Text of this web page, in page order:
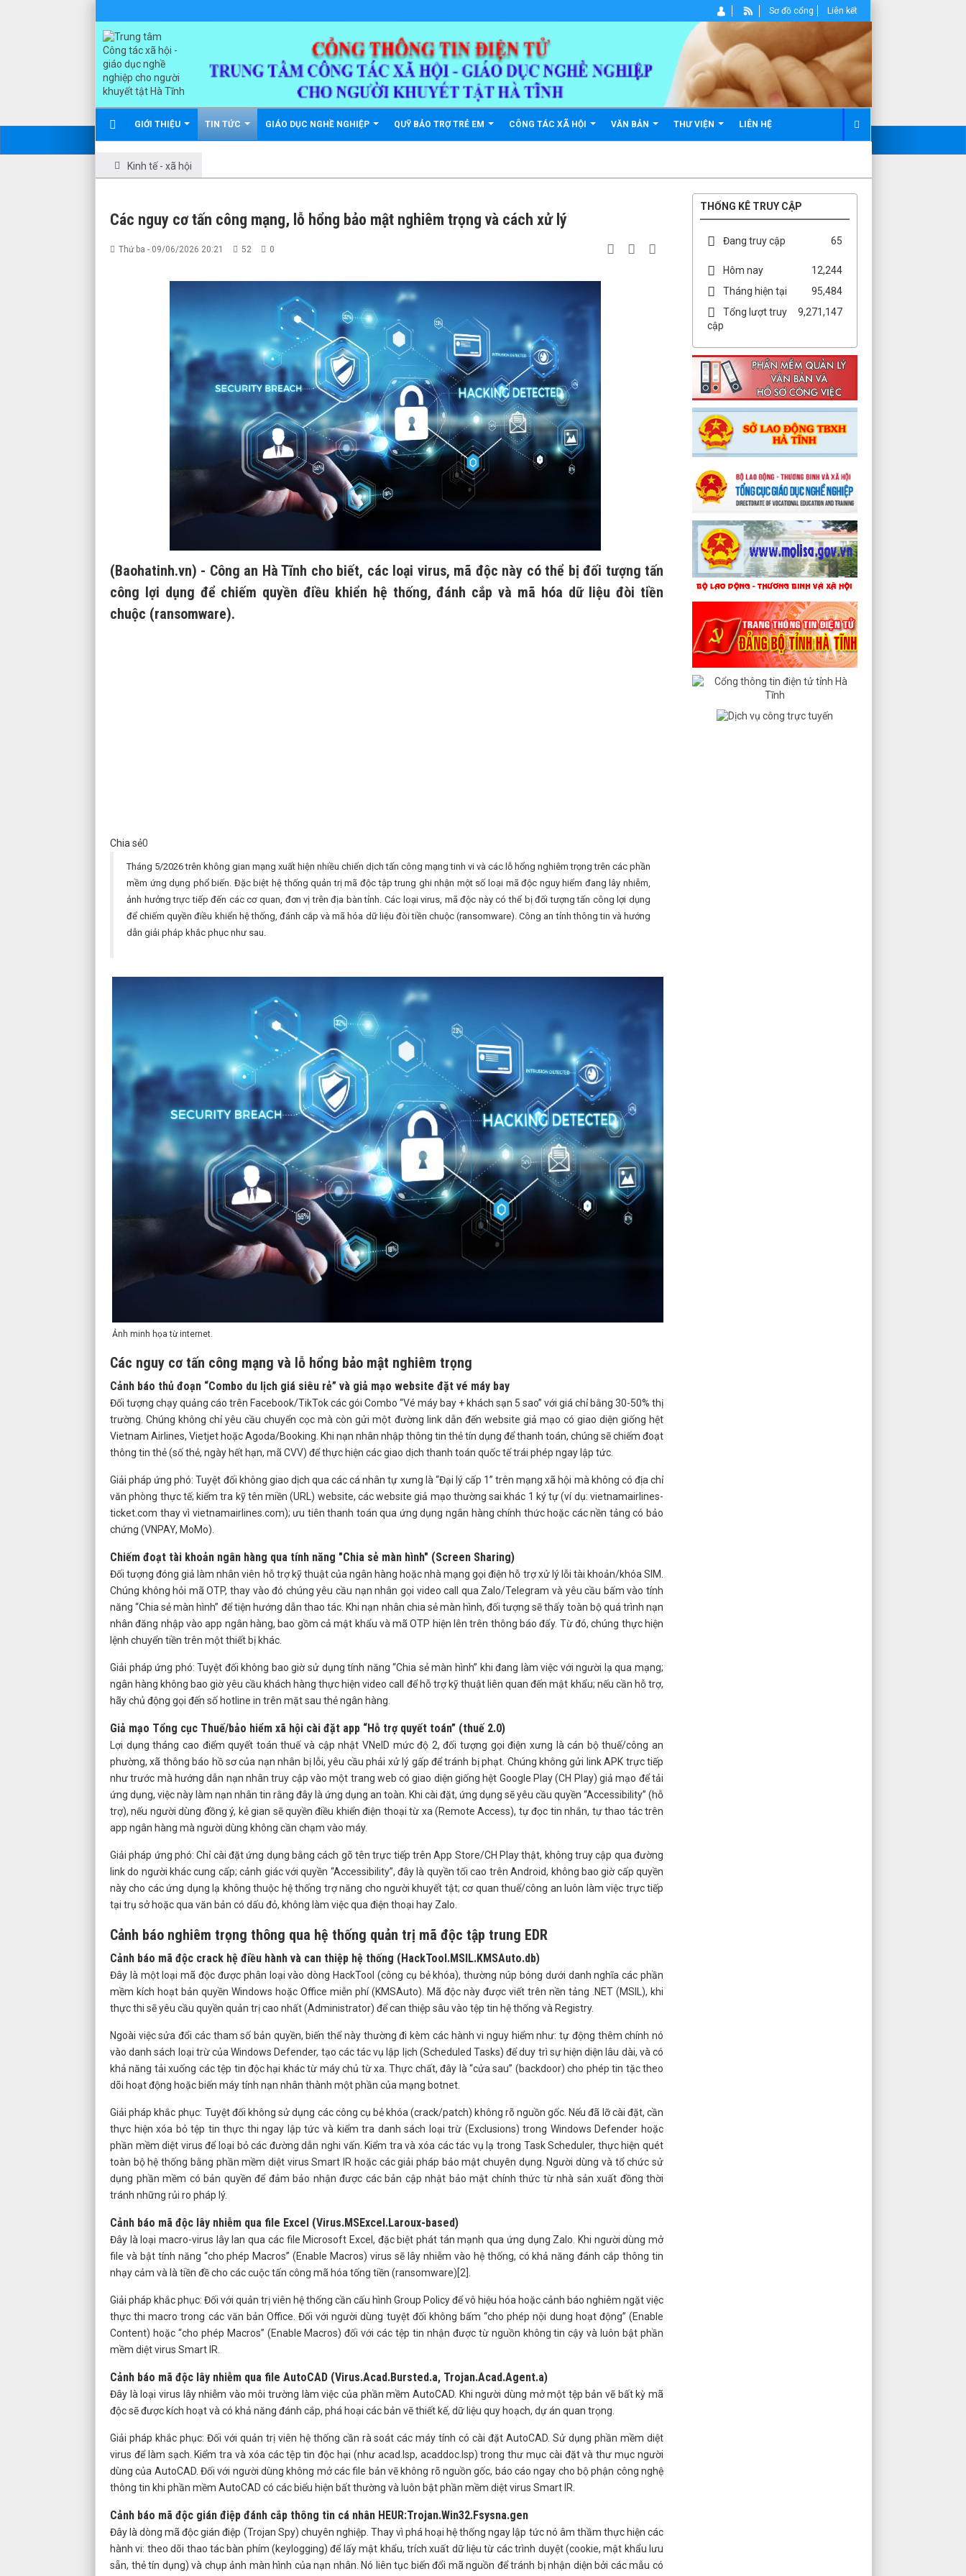
GIỚI THIỆU TIN TỨC GIÁO DỤC NGHỀ NGHIỆP QUỸ BẢO TRỢ TRẺ EM CÔNG TÁC XÃ HỘI VĂN BẢN THƯ VIỆN LIÊN HỆ
Sơ đồ cổng Liên kết
Kinh tế - xã hội
Các nguy cơ tấn công mạng, lỗ hổng bảo mật nghiêm trọng và cách xử lý
Thứ ba - 09/06/2026 20:21 52 0
(Baohatinh.vn) - Công an Hà Tĩnh cho biết, các loại virus, mã độc này có thể bị đối tượng tấn
công lợi dụng để chiếm quyền điều khiển hệ thống, đánh cắp và mã hóa dữ liệu đòi tiền
chuộc (ransomware).
Chia sẻ0
Tháng 5/2026 trên không gian mạng xuất hiện nhiều chiến dịch tấn công mạng tinh vi và các lỗ hổng nghiêm trọng trên các phần
mềm ứng dụng phổ biến. Đặc biệt hệ thống quản trị mã độc tập trung ghi nhận một số loại mã độc nguy hiểm đang lây nhiễm,
ảnh hưởng trực tiếp đến các cơ quan, đơn vị trên địa bàn tỉnh. Các loại virus, mã độc này có thể bị đối tượng tấn công lợi dụng
để chiếm quyền điều khiển hệ thống, đánh cắp và mã hóa dữ liệu đòi tiền chuộc (ransomware). Công an tỉnh thông tin và hướng
dẫn giải pháp khắc phục như sau.
Ảnh minh họa từ internet.
Các nguy cơ tấn công mạng và lỗ hổng bảo mật nghiêm trọng
Cảnh báo thủ đoạn “Combo du lịch giá siêu rẻ” và giả mạo website đặt vé máy bay
Đối tượng chạy quảng cáo trên Facebook/TikTok các gói Combo “Vé máy bay + khách sạn 5 sao” với giá chỉ bằng 30-50% thị
trường. Chúng không chỉ yêu cầu chuyển cọc mà còn gửi một đường link dẫn đến website giả mạo có giao diện giống hệt
Vietnam Airlines, Vietjet hoặc Agoda/Booking. Khi nạn nhân nhập thông tin thẻ tín dụng để thanh toán, chúng sẽ chiếm đoạt
thông tin thẻ (số thẻ, ngày hết hạn, mã CVV) để thực hiện các giao dịch thanh toán quốc tế trái phép ngay lập tức.
Giải pháp ứng phó: Tuyệt đối không giao dịch qua các cá nhân tự xưng là “Đại lý cấp 1” trên mạng xã hội mà không có địa chỉ
văn phòng thực tế; kiểm tra kỹ tên miền (URL) website, các website giả mạo thường sai khác 1 ký tự (ví dụ: vietnamairlines-
ticket.com thay vì vietnamairlines.com); ưu tiên thanh toán qua ứng dụng ngân hàng chính thức hoặc các nền tảng có bảo
chứng (VNPAY, MoMo).
Chiếm đoạt tài khoản ngân hàng qua tính năng "Chia sẻ màn hình" (Screen Sharing)
Đối tượng đóng giả làm nhân viên hỗ trợ kỹ thuật của ngân hàng hoặc nhà mạng gọi điện hỗ trợ xử lý lỗi tài khoản/khóa SIM.
Chúng không hỏi mã OTP, thay vào đó chúng yêu cầu nạn nhân gọi video call qua Zalo/Telegram và yêu cầu bấm vào tính
năng “Chia sẻ màn hình” để tiện hướng dẫn thao tác. Khi nạn nhân chia sẻ màn hình, đối tượng sẽ thấy toàn bộ quá trình nạn
nhân đăng nhập vào app ngân hàng, bao gồm cả mật khẩu và mã OTP hiện lên trên thông báo đẩy. Từ đó, chúng thực hiện
lệnh chuyển tiền trên một thiết bị khác.
Giải pháp ứng phó: Tuyệt đối không bao giờ sử dụng tính năng “Chia sẻ màn hình” khi đang làm việc với người lạ qua mạng;
ngân hàng không bao giờ yêu cầu khách hàng thực hiện video call để hỗ trợ kỹ thuật liên quan đến mật khẩu; nếu cần hỗ trợ,
hãy chủ động gọi đến số hotline in trên mặt sau thẻ ngân hàng.
Giả mạo Tổng cục Thuế/bảo hiểm xã hội cài đặt app “Hỗ trợ quyết toán” (thuế 2.0)
Lợi dụng tháng cao điểm quyết toán thuế và cập nhật VNeID mức độ 2, đối tượng gọi điện xưng là cán bộ thuế/công an
phường, xã thông báo hồ sơ của nạn nhân bị lỗi, yêu cầu phải xử lý gấp để tránh bị phạt. Chúng không gửi link APK trực tiếp
như trước mà hướng dẫn nạn nhân truy cập vào một trang web có giao diện giống hệt Google Play (CH Play) giả mạo để tải
ứng dụng, việc này làm nạn nhân tin rằng đây là ứng dụng an toàn. Khi cài đặt, ứng dụng sẽ yêu cầu quyền “Accessibility” (hỗ
trợ), nếu người dùng đồng ý, kẻ gian sẽ quyền điều khiển điện thoại từ xa (Remote Access), tự đọc tin nhắn, tự thao tác trên
app ngân hàng mà người dùng không cần chạm vào máy.
Giải pháp ứng phó: Chỉ cài đặt ứng dụng bằng cách gõ tên trực tiếp trên App Store/CH Play thật, không truy cập qua đường
link do người khác cung cấp; cảnh giác với quyền “Accessibility”, đây là quyền tối cao trên Android, không bao giờ cấp quyền
này cho các ứng dụng lạ không thuộc hệ thống trợ năng cho người khuyết tật; cơ quan thuế/công an luôn làm việc trực tiếp
tại trụ sở hoặc qua văn bản có dấu đỏ, không làm việc qua điện thoại hay Zalo.
Cảnh báo nghiêm trọng thông qua hệ thống quản trị mã độc tập trung EDR
Cảnh báo mã độc crack hệ điều hành và can thiệp hệ thống (HackTool.MSIL.KMSAuto.db)
Đây là một loại mã độc được phân loại vào dòng HackTool (công cụ bẻ khóa), thường núp bóng dưới danh nghĩa các phần
mềm kích hoạt bản quyền Windows hoặc Office miễn phí (KMSAuto). Mã độc này được viết trên nền tảng .NET (MSIL), khi
thực thi sẽ yêu cầu quyền quản trị cao nhất (Administrator) để can thiệp sâu vào tệp tin hệ thống và Registry.
Ngoài việc sửa đổi các tham số bản quyền, biến thể này thường đi kèm các hành vi nguy hiểm như: tự động thêm chính nó
vào danh sách loại trừ của Windows Defender, tạo các tác vụ lập lịch (Scheduled Tasks) để duy trì sự hiện diện lâu dài, và có
khả năng tải xuống các tệp tin độc hại khác từ máy chủ từ xa. Thực chất, đây là “cửa sau” (backdoor) cho phép tin tặc theo
dõi hoạt động hoặc biến máy tính nạn nhân thành một phần của mạng botnet.
Giải pháp khắc phục: Tuyệt đối không sử dụng các công cụ bẻ khóa (crack/patch) không rõ nguồn gốc. Nếu đã lỡ cài đặt, cần
thực hiện xóa bỏ tệp tin thực thi ngay lập tức và kiểm tra danh sách loại trừ (Exclusions) trong Windows Defender hoặc
phần mềm diệt virus để loại bỏ các đường dẫn nghi vấn. Kiểm tra và xóa các tác vụ lạ trong Task Scheduler, thực hiện quét
toàn bộ hệ thống bằng phần mềm diệt virus Smart IR hoặc các giải pháp bảo mật chuyên dụng. Người dùng và tổ chức sử
dụng phần mềm có bản quyền để đảm bảo nhận được các bản cập nhật bảo mật chính thức từ nhà sản xuất đồng thời
tránh những rủi ro pháp lý.
Cảnh báo mã độc lây nhiễm qua file Excel (Virus.MSExcel.Laroux-based)
Đây là loại macro-virus lây lan qua các file Microsoft Excel, đặc biệt phát tán mạnh qua ứng dụng Zalo. Khi người dùng mở
file và bật tính năng “cho phép Macros” (Enable Macros) virus sẽ lây nhiễm vào hệ thống, có khả năng đánh cắp thông tin
nhạy cảm và là tiền đề cho các cuộc tấn công mã hóa tống tiền (ransomware)[2].
Giải pháp khắc phục: Đối với quản trị viên hệ thống cần cấu hình Group Policy để vô hiệu hóa hoặc cảnh báo nghiêm ngặt việc
thực thi macro trong các văn bản Office. Đối với người dùng tuyệt đối không bấm “cho phép nội dung hoạt động” (Enable
Content) hoặc “cho phép Macros” (Enable Macros) đối với các tệp tin nhận được từ nguồn không tin cậy và luôn bật phần
mềm diệt virus Smart IR.
Cảnh báo mã độc lây nhiễm qua file AutoCAD (Virus.Acad.Bursted.a, Trojan.Acad.Agent.a)
Đây là loại virus lây nhiễm vào môi trường làm việc của phần mềm AutoCAD. Khi người dùng mở một tệp bản vẽ bất kỳ mã
độc sẽ được kích hoạt và có khả năng đánh cắp, phá hoại các bản vẽ thiết kế, dữ liệu quy hoạch, dự án quan trọng.
Giải pháp khắc phục: Đối với quản trị viên hệ thống cần rà soát các máy tính có cài đặt AutoCAD. Sử dụng phần mềm diệt
virus để làm sạch. Kiểm tra và xóa các tệp tin độc hại (như acad.lsp, acaddoc.lsp) trong thư mục cài đặt và thư mục người
dùng của AutoCAD. Đối với người dùng không mở các file bản vẽ không rõ nguồn gốc, báo cáo ngay cho bộ phận công nghệ
thông tin khi phần mềm AutoCAD có các biểu hiện bất thường và luôn bật phần mềm diệt virus Smart IR.
Cảnh báo mã độc gián điệp đánh cắp thông tin cá nhân HEUR:Trojan.Win32.Fsysna.gen
Đây là dòng mã độc gián điệp (Trojan Spy) chuyên nghiệp. Thay vì phá hoại hệ thống ngay lập tức nó âm thầm thực hiện các
hành vi: theo dõi thao tác bàn phím (keylogging) để lấy mật khẩu, trích xuất dữ liệu từ các trình duyệt (cookie, mật khẩu lưu
sẵn, thẻ tín dụng) và chụp ảnh màn hình của nạn nhân. Nó liên tục biến đổi mã nguồn để tránh bị nhận diện bởi các mẫu có
THỐNG KÊ TRUY CẬP
Đang truy cập 65
Hôm nay
12,244
Tháng hiện tại
95,484
Tổng lượt truy
cập
9,271,147